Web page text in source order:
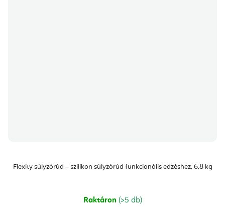
Flexity súlyzórúd – szilikon súlyzórúd funkcionális edzéshez, 6,8 kg
Raktáron (>5 db)